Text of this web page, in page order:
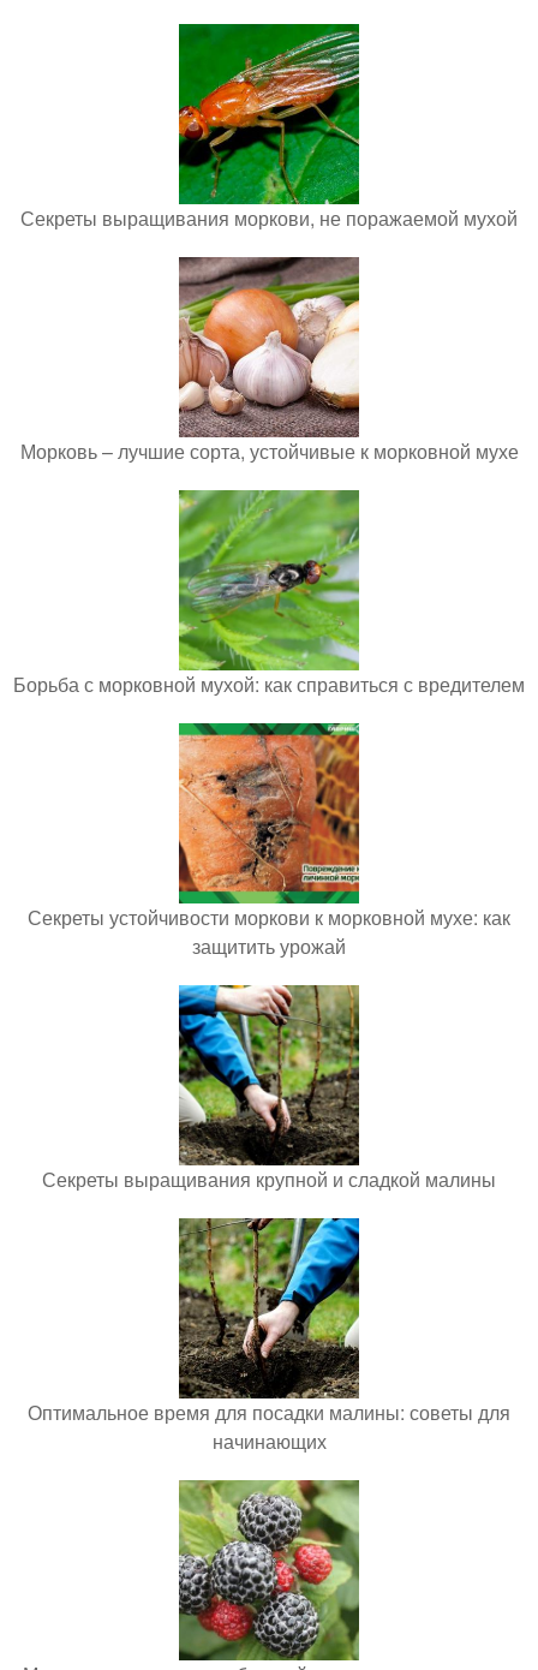
Секреты выращивания моркови, не поражаемой мухой
Морковь – лучшие сорта, устойчивые к морковной мухе
Борьба с морковной мухой: как справиться с вредителем
Секреты устойчивости моркови к морковной мухе: как
защитить урожай
Секреты выращивания крупной и сладкой малины
Оптимальное время для посадки малины: советы для
начинающих